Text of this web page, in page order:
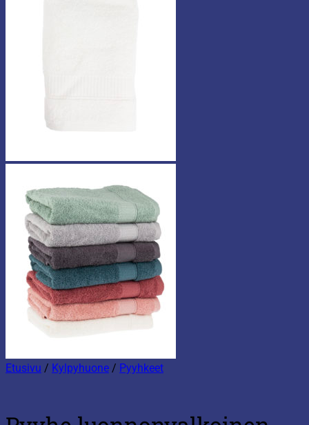
Etusivu / Kylpyhuone / Pyyhkeet